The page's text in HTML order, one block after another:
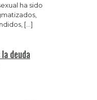
ha sido
[…]
deuda